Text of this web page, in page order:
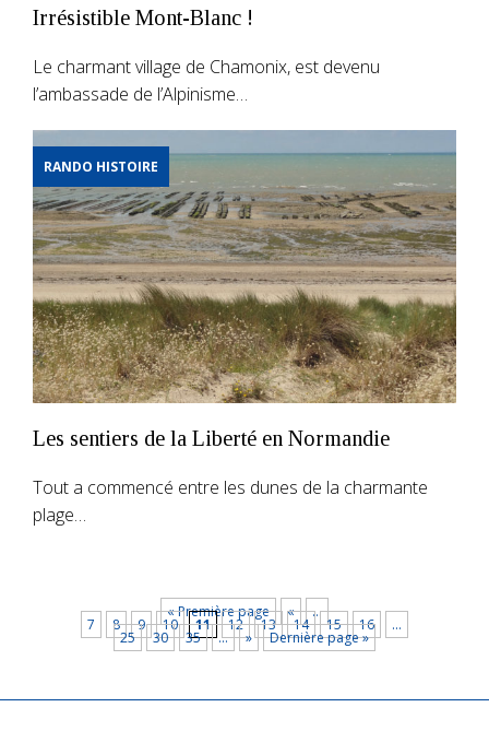
Irrésistible Mont-Blanc !
Le charmant village de Chamonix, est devenu
l’ambassade de l’Alpinisme…
RANDO HISTOIRE
Les sentiers de la Liberté en Normandie
Tout a commencé entre les dunes de la charmante
plage…
« Première page « …
7 8 9 10 11 12 13 14 15 16 …
25 30 35 … » Dernière page »